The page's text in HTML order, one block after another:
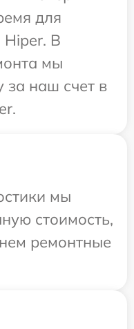
для
Hiper. В
мы
за наш счет в
мы
стоимость,
ремонтные